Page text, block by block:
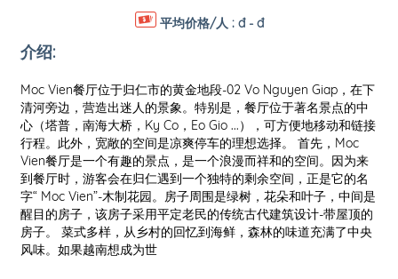
平均价格/人 : đ - đ
介绍:
Moc Vien餐厅位于归仁市的黄金地段-02 Vo Nguyen Giap，在下
清河旁边，营造出迷人的景象。特别是，餐厅位于著名景点的中
心（塔普，南海大桥，Ky Co，Eo Gio ...），可方便地移动和链接
行程。此外，宽敞的空间是凉爽停车的理想选择。 首先，Moc
Vien餐厅是一个有趣的景点，是一个浪漫而祥和的空间。因为来
到餐厅时，游客会在归仁遇到一个独特的剩余空间，正是它的名
字“ Moc Vien”-木制花园。房子周围是绿树，花朵和叶子，中间是
醒目的房子，该房子采用平定老民的传统古代建筑设计-带屋顶的
房子。 菜式多样，从乡村的回忆到海鲜，森林的味道充满了中央
风味。如果越南想成为世